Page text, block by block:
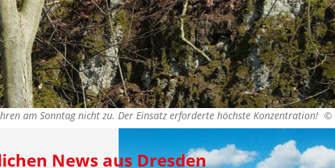
am Sonntag nicht zu. Der Einsatz erforderte höchste Konzentration! ©
News aus Dresden